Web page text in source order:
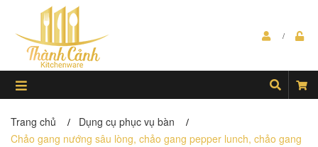
Trang chủ / Dụng cụ phục vụ bàn /
Chảo gang nướng sâu lòng, chảo gang pepper lunch, chảo gang